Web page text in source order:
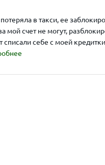
в такси, ее
мой счет не могут,
себе с моей кредитки